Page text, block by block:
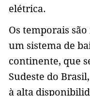
elétrica.
Os temporais
um sistema de
continente, que
Sudeste do
à alta